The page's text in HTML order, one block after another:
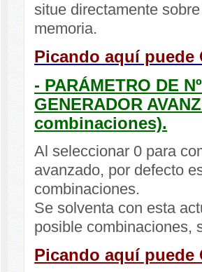
situe directamente
memoria.
Picando aquí puede
- PARÁMETRO DE
GENERADOR
combinaciones).
Al seleccionar 0 para
avanzado, por defecto
combinaciones.
Se solventa con esta
posible combinaciones,
Picando aquí puede